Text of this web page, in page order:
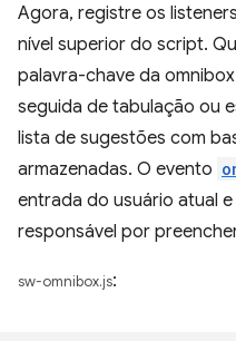
Agora, registre os
nível superior do script.
palavra-chave da
seguida de tabulação ou
lista de sugestões com
armazenadas. O evento
entrada do usuário atual
responsável por
sw-omnibox.js: